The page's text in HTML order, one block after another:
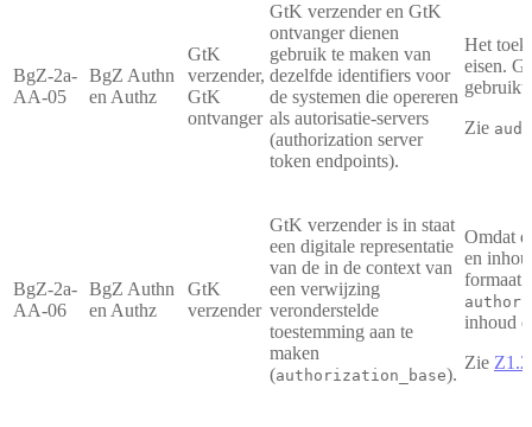
BgZ-2a-
AA-05
BgZ Authn
en Authz
GtK
verzender,
GtK
ontvanger
GtK verzender en GtK
ontvanger dienen
gebruik te maken van
dezelfde identifiers voor
de systemen die opereren
als autorisatie-servers
(authorization server
token endpoints).
Het
eisen.
Zie aud
BgZ-2a-
AA-06
BgZ Authn
en Authz
GtK
verzender
GtK verzender is in staat
een digitale representatie
van de in de context van
een verwijzing
veronderstelde
toestemming aan te
maken
(authorization_base).
Omdat
en
formaat
inhoud
Zie